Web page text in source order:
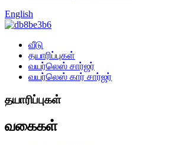
English
வீடு
தயாரிப்புகள்
வயர்லெஸ் சார்ஜர்
வயர்லெஸ் கார் சார்ஜர்
தயாரிப்புகள்
வகைகள்